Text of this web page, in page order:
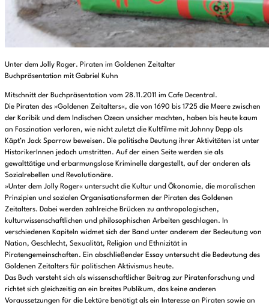
Unter dem Jolly Roger. Piraten im Goldenen Zeitalter
Buchpräsentation mit Gabriel Kuhn
Mitschnitt der Buchpräsentation vom 28.11.2011 im Cafe Decentral.
Die Piraten des »Goldenen Zeitalters«, die von 1690 bis 1725 die Meere zwischen
der Karibik und dem Indischen Ozean unsicher machten, haben bis heute kaum
an Faszination verloren, wie nicht zuletzt die Kultfilme mit Johnny Depp als
Käpt’n Jack Sparrow beweisen. Die politische Deutung ihrer Aktivitäten ist unter
HistorikerInnen jedoch umstritten. Auf der einen Seite werden sie als
gewalttätige und erbarmungslose Kriminelle dargestellt, auf der anderen als
Sozialrebellen und Revolutionäre.
»Unter dem Jolly Roger« untersucht die Kultur und Ökonomie, die moralischen
Prinzipien und sozialen Organisationsformen der Piraten des Goldenen
Zeitalters. Dabei werden zahlreiche Brücken zu anthropologischen,
kulturwissenschaftlichen und philosophischen Arbeiten geschlagen. In
verschiedenen Kapiteln widmet sich der Band unter anderem der Bedeutung von
Nation, Geschlecht, Sexualität, Religion und Ethnizität in
Piratengemeinschaften. Ein abschließender Essay untersucht die Bedeutung des
Goldenen Zeitalters für politischen Aktivismus heute.
Das Buch versteht sich als wissenschaftlicher Beitrag zur Piratenforschung und
richtet sich gleichzeitig an ein breites Publikum, das keine anderen
Voraussetzungen für die Lektüre benötigt als ein Interesse an Piraten sowie an